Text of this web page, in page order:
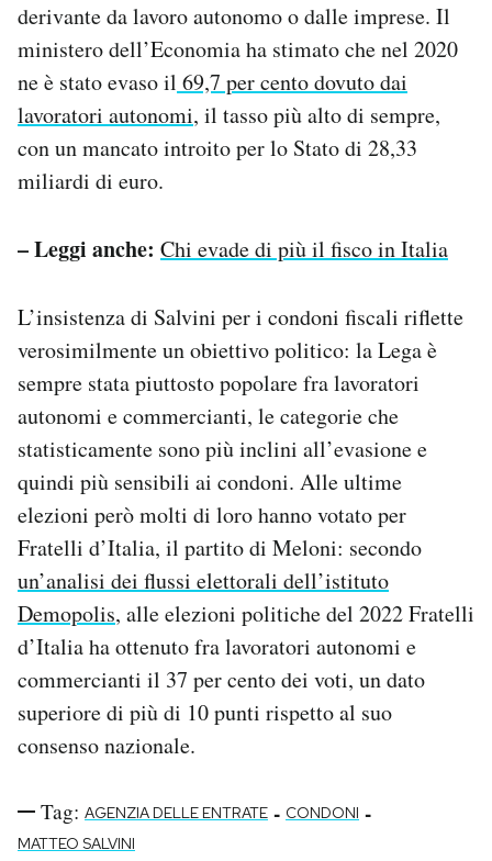
derivante da lavoro autonomo o dalle imprese. Il
ministero dell’Economia ha stimato che nel 2020
ne è stato evaso il 69,7 per cento dovuto dai
lavoratori autonomi, il tasso più alto di sempre,
con un mancato introito per lo Stato di 28,33
miliardi di euro.
– Leggi anche: Chi evade di più il fisco in Italia
L’insistenza di Salvini per i condoni fiscali riflette
verosimilmente un obiettivo politico: la Lega è
sempre stata piuttosto popolare fra lavoratori
autonomi e commercianti, le categorie che
statisticamente sono più inclini all’evasione e
quindi più sensibili ai condoni. Alle ultime
elezioni però molti di loro hanno votato per
Fratelli d’Italia, il partito di Meloni: secondo
un’analisi dei flussi elettorali dell’istituto
Demopolis, alle elezioni politiche del 2022 Fratelli
d’Italia ha ottenuto fra lavoratori autonomi e
commercianti il 37 per cento dei voti, un dato
superiore di più di 10 punti rispetto al suo
consenso nazionale.
Tag: AGENZIA DELLE ENTRATE - CONDONI -
MATTEO SALVINI